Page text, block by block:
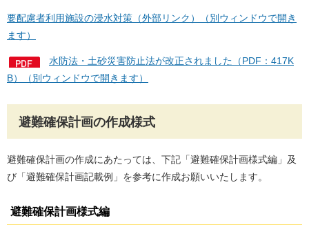
要配慮者利用施設の浸水対策（外部リンク）（別ウィンドウで開き
ます）
水防法・土砂災害防止法が改正されました（PDF：417K
B）（別ウィンドウで開きます）
避難確保計画の作成様式
避難確保計画の作成にあたっては、下記「避難確保計画様式編」及
び「避難確保計画記載例」を参考に作成お願いいたします。
避難確保計画様式編